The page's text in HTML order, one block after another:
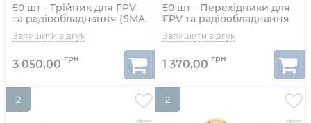
50 шт - Трійник для FPV
та радіообладнання (SMA
F - SMA M - SMA F)
3 050,00
50 шт - Перехідники для
FPV та радіообладнання
(SMA F - RP-SMA F
прямий)
1 370,00
2 2